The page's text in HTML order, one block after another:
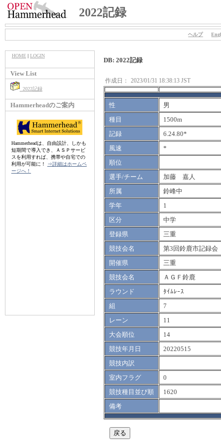
2022記録
ヘルプ
HOME| LOGIN
View List
2022記録
Hammerheadのご案内
Hammerheadは、自由設計、しかも
短期間で導入でき、ＡＳＰサービ
スを利用すれば、携帯や自宅での
利用が可能に！
⇒詳細はホームペ
ージへ！
DB: 2022記録
作成日： 2023/01/31 18:38:13 JST
性
男
種目
1500m
記録
6.24.80*
風速
*
順位
選手/チーム
加藤 嘉人
所属
鈴峰中
学年
1
区分
中学
登録県
三重
競技会名
第3回鈴鹿市記録会
開催県
三重
競技会名
ＡＧＦ鈴鹿
ラウンド
ﾀｲﾑﾚｰｽ
組
7
レーン
11
大会順位
14
競技年月日
20220515
競技内訳
室内フラグ
0
競技種目並び順
1620
備考